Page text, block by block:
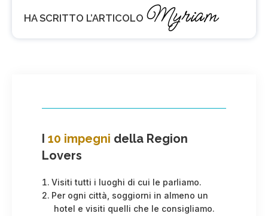
HA SCRITTO L’ARTICOLO Myriam
10 impegni della Region
Lovers
Visiti tutti i luoghi di cui le parliamo.
Per ogni città, soggiorni in almeno un
hotel e visiti quelli che le consigliamo.